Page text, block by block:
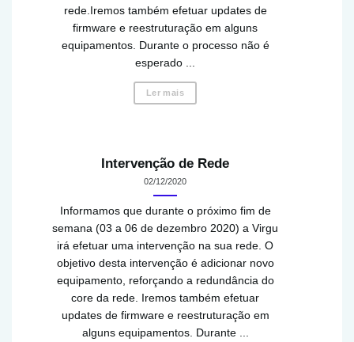
rede.Iremos também efetuar updates de
firmware e reestruturação em alguns
equipamentos. Durante o processo não é
esperado ...
Ler mais
Intervenção de Rede
02/12/2020
Informamos que durante o próximo fim de
semana (03 a 06 de dezembro 2020) a Virgu
irá efetuar uma intervenção na sua rede. O
objetivo desta intervenção é adicionar novo
equipamento, reforçando a redundância do
core da rede. Iremos também efetuar
updates de firmware e reestruturação em
alguns equipamentos. Durante ...